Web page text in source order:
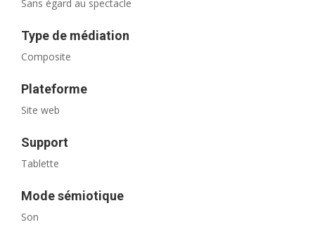
Sans égard au spectacle
Type de médiation
Composite
Plateforme
Site web
Support
Tablette
Mode sémiotique
Son